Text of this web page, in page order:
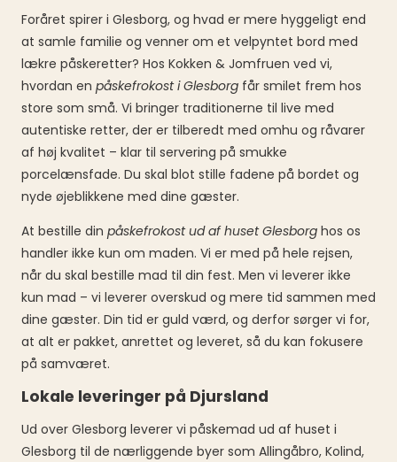
Foråret spirer i Glesborg, og hvad er mere hyggeligt end
at samle familie og venner om et velpyntet bord med
lækre påskeretter? Hos Kokken & Jomfruen ved vi,
hvordan en påskefrokost i Glesborg får smilet frem hos
store som små. Vi bringer traditionerne til live med
autentiske retter, der er tilberedt med omhu og råvarer
af høj kvalitet – klar til servering på smukke
porcelænsfade. Du skal blot stille fadene på bordet og
nyde øjeblikkene med dine gæster.
At bestille din påskefrokost ud af huset Glesborg hos os
handler ikke kun om maden. Vi er med på hele rejsen,
når du skal bestille mad til din fest. Men vi leverer ikke
kun mad – vi leverer overskud og mere tid sammen med
dine gæster. Din tid er guld værd, og derfor sørger vi for,
at alt er pakket, anrettet og leveret, så du kan fokusere
på samværet.
Lokale leveringer på Djursland
Ud over Glesborg leverer vi påskemad ud af huset i
Glesborg til de nærliggende byer som Allingåbro, Kolind,